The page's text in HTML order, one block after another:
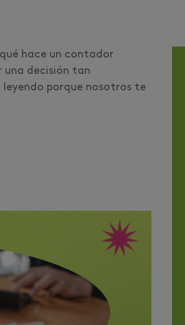
hace un contador
una decisión tan
porque nosotros te